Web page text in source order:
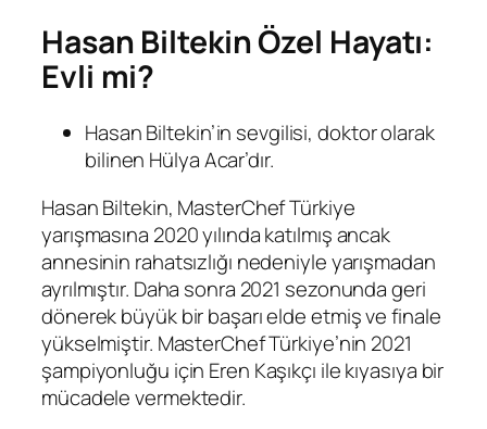
Hasan Biltekin Özel Hayatı:
Evli mi?
Hasan Biltekin’in sevgilisi, doktor olarak
bilinen Hülya Acar’dır.
Hasan Biltekin, MasterChef Türkiye
yarışmasına 2020 yılında katılmış ancak
annesinin rahatsızlığı nedeniyle yarışmadan
ayrılmıştır. Daha sonra 2021 sezonunda geri
dönerek büyük bir başarı elde etmiş ve finale
yükselmiştir. MasterChef Türkiye’nin 2021
şampiyonluğu için Eren Kaşıkçı ile kıyasıya bir
mücadele vermektedir.